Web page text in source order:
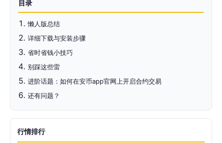
目录
懒人版总结
详细下载与安装步骤
省时省钱小技巧
别踩这些雷
进阶话题：如何在安币app官网上开启合约交易
还有问题？
行情排行